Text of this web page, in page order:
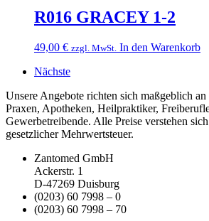
R016 GRACEY 1-2
49,00 € zzgl. MwSt. In den Warenkorb
Nächste
Unsere Angebote richten sich maßgeblich
Praxen, Apotheken, Heilpraktiker,
Gewerbetreibende. Alle Preise verstehen
gesetzlicher Mehrwertsteuer.
Zantomed GmbH
Ackerstr. 1
D-47269 Duisburg
(0203) 60 7998 – 0
(0203) 60 7998 – 70